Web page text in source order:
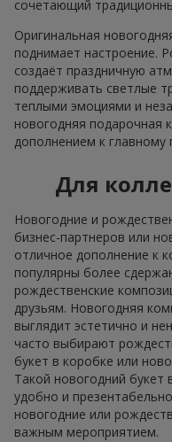
сочетающий
Оригинальная
поднимает настроение.
создаёт праздничную
поддерживать светлые
теплыми эмоциями и
новогодняя подарочная
дополнением к главному
Для
Новогодние и
бизнес-партнеров или
отличное дополнение к
популярны более
рождественские
друзьям. Новогодняя
выглядит эстетично и
часто выбирают
букет в коробке или
Такой новогодний букет
удобно и
новогодние или
важным мероприятием.